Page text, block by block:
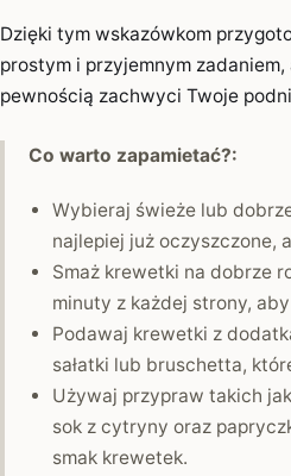
Dzięki tym wskazówkom
prostym i przyjemnym
pewnością zachwyci Twoje
Co warto zapamietać?:
Wybieraj świeże lub
najlepiej już oczyszczone,
Smaż krewetki na dobrze
minuty z każdej strony,
Podawaj krewetki z
sałatki lub bruschetta,
Używaj przypraw takich
sok z cytryny oraz
smak krewetek.